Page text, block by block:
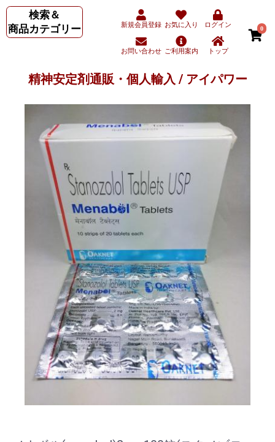
検索＆
商品カテゴリー
新規会員登録 お気に入り ログイン
お問い合わせ ご利用案内 トップ
0
精神安定剤通販・個人輸入 / アイパワー